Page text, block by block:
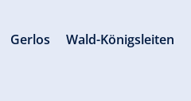
Gerlos Wald-Königsleiten